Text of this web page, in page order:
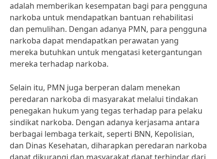
adalah memberikan kesempatan bagi para pengguna
narkoba untuk mendapatkan bantuan rehabilitasi
dan pemulihan. Dengan adanya PMN, para pengguna
narkoba dapat mendapatkan perawatan yang
mereka butuhkan untuk mengatasi ketergantungan
mereka terhadap narkoba.
Selain itu, PMN juga berperan dalam menekan
peredaran narkoba di masyarakat melalui tindakan
penegakan hukum yang tegas terhadap para pelaku
sindikat narkoba. Dengan adanya kerjasama antara
berbagai lembaga terkait, seperti BNN, Kepolisian,
dan Dinas Kesehatan, diharapkan peredaran narkoba